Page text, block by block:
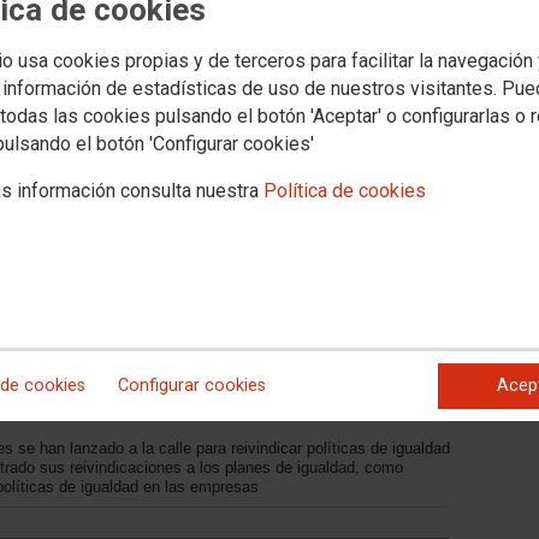
de cookies
usa cookies propias y de terceros para facilitar la navegación
de estadísticas de uso de nuestros visitantes.
las cookies pulsando el botón 'Aceptar' o configurarlas o
el botón 'Configurar cookies'
información consulta nuestra Política de cookies
cookies Configurar cookies
Salud Laboral Formación y empleo Migraciones Federaciones
Feminista por las
se han lanzado a la calle para reivindicar políticas de igualdad
sus reivindicaciones a los planes de igualdad, como
de igualdad en las empresas